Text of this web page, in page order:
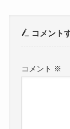
コメント
コメント ※